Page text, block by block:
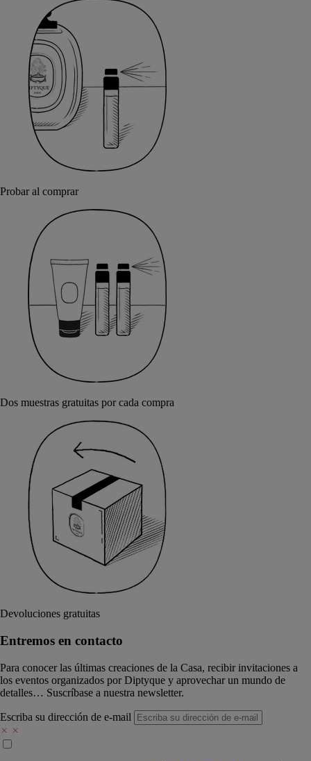
Probar al comprar
Dos muestras gratuitas por cada compra
Devoluciones gratuitas
Entremos en contacto
Para conocer las últimas creaciones de la Casa, recibir invitaciones a
los eventos organizados por Diptyque y aprovechar un mundo de
detalles… Suscríbase a nuestra newsletter.
Escriba su dirección de e-mail